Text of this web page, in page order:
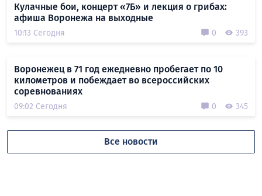
Кулачные бои, концерт «7Б» и лекция о грибах:
афиша Воронежа на выходные
10:13 Сегодня 0 393
Воронежец в 71 год ежедневно пробегает по 10
километров и побеждает во всероссийских
соревнованиях
09:02 Сегодня 0 345
Все новости